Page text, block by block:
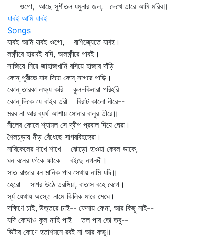
ওগো, আছে সুশীতল যমুনার জল, দেখে তারে আমি মরিব॥
যাবই আমি যাবই
Songs
যাবই আমি যাবই ওগো, বাণিজ্যেতে যাবই।
লক্ষ্ণীরে হারাবই যদি, অলক্ষ্ণীরে পাবই।
সাজিয়ে নিয়ে জাহাজখানি বসিয়ে হাজার দাঁড়ি
কোন্‌ পুরীতে যাব দিয়ে কোন্‌ সাগরে পাড়ি।
কোন্‌ তারকা লক্ষ্য করি কূল-কিনারা পরিহরি
কোন্‌ দিকে যে বাইব তরী বিরাট কালো নীরে--
মরব না আর ব্যর্থ আশায় সোনার বালুর তীরে॥
নীলের কোলে শ্যামল সে দ্বীপ প্রবাল দিয়ে ঘেরা।
শৈলচূড়ায় নীড় বেঁধেছে সাগরবিহঙ্গেরা।
নারিকেলের শাখে শাখে ঝোড়ো হাওয়া কেবল ডাকে,
ঘন বনের ফাঁকে ফাঁকে বইছে নগনদী।
সাত রাজার ধন মানিক পাব সেথায় নামি যদি॥
হেরো সাগর উঠে তরঙ্গিয়া, বাতাস বহে বেগে।
সূর্য যেথায় অস্তে নামে ঝিলিক মারে মেঘে।
দক্ষিণে চাই, উত্তরে চাই-- ফেনায় ফেনা, আর কিছু নাই--
যদি কোথাও কূল নাহি পাই তল পাব তো তবু--
ভিটার কোণে হতাশমনে রবই না আর কভু॥